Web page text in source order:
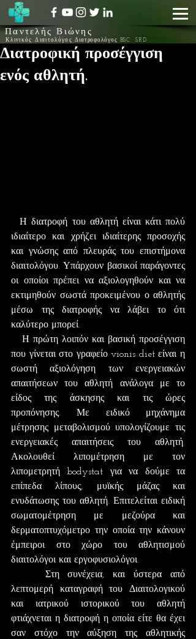
Παντελής Βιώνης
Κλινικός Διαιτολόγος Διατροφολόγος BSC SRD
Διατροφική προσέγγιση
ενός αθλητή.
  Η διατροφή του αθλητή είναι κάτι πολύ
ιδιαίτερο και χρήζει ιδιαίτερης προσοχής
και γνώσης από πλευράς του επιστήμονα
διαιτολόγου. Υπάρχουν βασικοί παράγοντες
οι οποίοι πρέπει να αξιολογηθούν και να
εκτιμηθούν σωστά προκειμένου ο αθλητής
μέσω της διατροφής να λάβει το ότι
καλύτερο μπορεί.
που γίνεται στο γραφείο vionis diet είναι η
σωστή αξιολόγηση των ενεργειακών
απαιτήσεων του αθλητή ανάλογα με το
είδος της άσκησης και τις ώρες
προπόνησης. Με ειδικό μηχάνημα
μέτρησης μεταβολισμού υπολογίζουμε τις
ενεργειακές απαιτήσεις του αθλητή.
Ακολουθεί λιπομέτρηση με τον
λιπομετρητή bodystat για να δούμε τα
επίπεδα λίπους, μυϊκής μάζας και
ενυδάτωσης του αθλητή. Επιτελείται ειδική
σωματομέτρηση με μεζούρα και
δερματοπτυχόμετρο την οποία την κάνουν
έμπειροι στο χώρο του αθλητισμού
διαιτολόγοι και εργοφυσιολόγοι.
λεπτομερή καταγραφή του Διαιτολογικού
και ιατρικού ιστορικού του αθλητή
φτιάχνεται η διατροφή η οποία είτε θα έχει
σαν στόχο την αύξηση της αθλητικής